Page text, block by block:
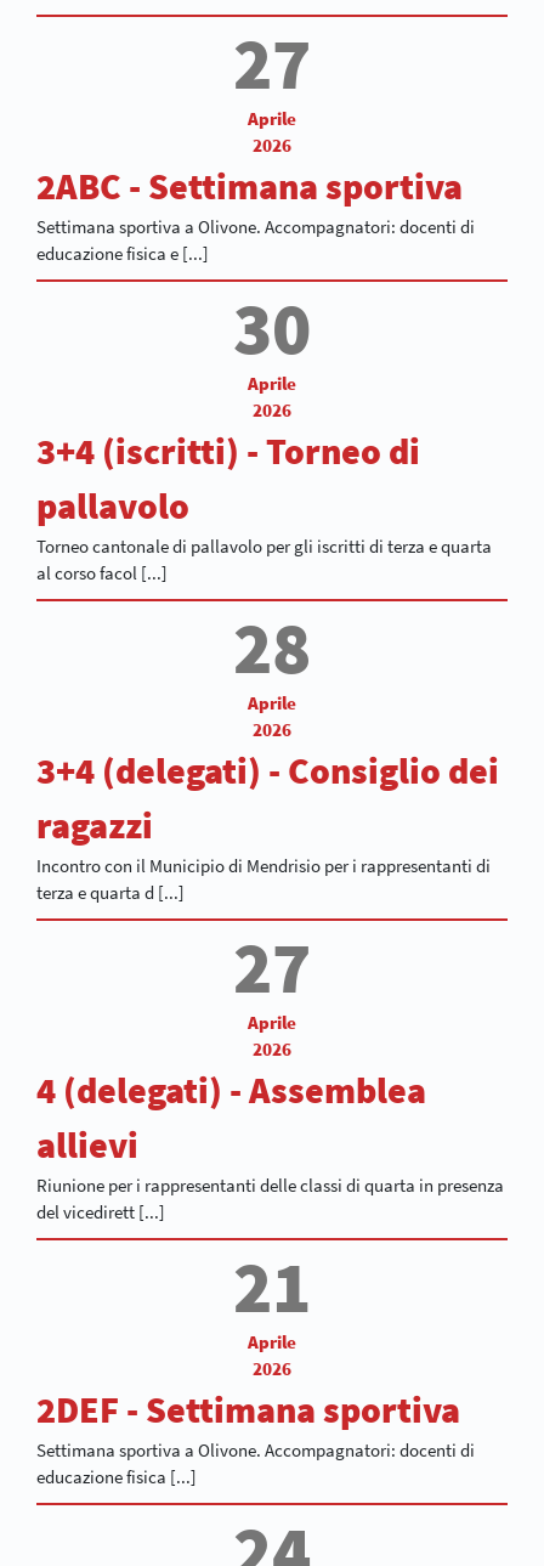
27
Aprile
2026
2ABC - Settimana sportiva
Settimana sportiva a Olivone. Accompagnatori: docenti di
educazione fisica e [...]
30
Aprile
2026
3+4 (iscritti) - Torneo di
pallavolo
Torneo cantonale di pallavolo per gli iscritti di terza e quarta
al corso facol [...]
28
Aprile
2026
3+4 (delegati) - Consiglio dei
ragazzi
Incontro con il Municipio di Mendrisio per i rappresentanti di
terza e quarta d [...]
27
Aprile
2026
4 (delegati) - Assemblea
allievi
Riunione per i rappresentanti delle classi di quarta in presenza
del vicedirett [...]
21
Aprile
2026
2DEF - Settimana sportiva
Settimana sportiva a Olivone. Accompagnatori: docenti di
educazione fisica [...]